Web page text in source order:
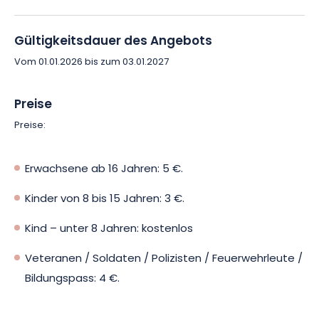
Gültigkeitsdauer des Angebots
Vom 01.01.2026 bis zum 03.01.2027
Preise
Preise:
Erwachsene ab 16 Jahren: 5 €.
Kinder von 8 bis 15 Jahren: 3 €.
Kind – unter 8 Jahren: kostenlos
Veteranen / Soldaten / Polizisten / Feuerwehrleute /
Bildungspass: 4 €.